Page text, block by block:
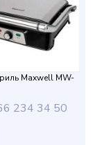
Maxwell MW-
234 34 50